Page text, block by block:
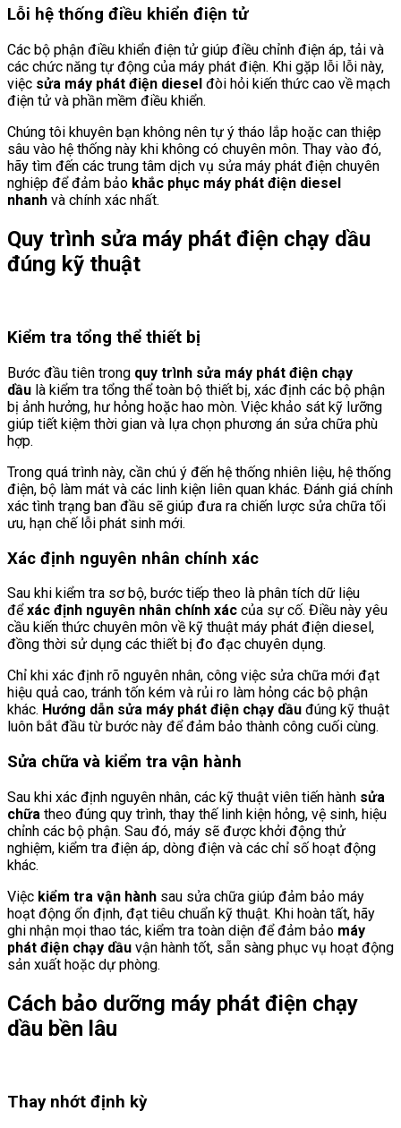
Lỗi hệ thống điều khiển điện tử
Các bộ phận điều khiển điện tử giúp điều chỉnh điện áp, tải và
các chức năng tự động của máy phát điện. Khi gặp lỗi lỗi này,
việc sửa máy phát điện diesel đòi hỏi kiến thức cao về mạch
điện tử và phần mềm điều khiển.
Chúng tôi khuyên bạn không nên tự ý tháo lắp hoặc can thiệp
sâu vào hệ thống này khi không có chuyên môn. Thay vào đó,
hãy tìm đến các trung tâm dịch vụ sửa máy phát điện chuyên
nghiệp để đảm bảo khắc phục máy phát điện diesel
nhanh và chính xác nhất.
Quy trình sửa máy phát điện chạy dầu
đúng kỹ thuật
Kiểm tra tổng thể thiết bị
Bước đầu tiên trong quy trình sửa máy phát điện chạy
dầu là kiểm tra tổng thể toàn bộ thiết bị, xác định các bộ phận
bị ảnh hưởng, hư hỏng hoặc hao mòn. Việc khảo sát kỹ lưỡng
giúp tiết kiệm thời gian và lựa chọn phương án sửa chữa phù
hợp.
Trong quá trình này, cần chú ý đến hệ thống nhiên liệu, hệ thống
điện, bộ làm mát và các linh kiện liên quan khác. Đánh giá chính
xác tình trạng ban đầu sẽ giúp đưa ra chiến lược sửa chữa tối
ưu, hạn chế lỗi phát sinh mới.
Xác định nguyên nhân chính xác
Sau khi kiểm tra sơ bộ, bước tiếp theo là phân tích dữ liệu
đểxác định nguyên nhân chính xác của sự cố. Điều này yêu
cầu kiến thức chuyên môn về kỹ thuật máy phát điện diesel,
đồng thời sử dụng các thiết bị đo đạc chuyên dụng.
Chỉ khi xác định rõ nguyên nhân, công việc sửa chữa mới đạt
hiệu quả cao, tránh tốn kém và rủi ro làm hỏng các bộ phận
khác. Hướng dẫn sửa máy phát điện chạy dầu đúng kỹ thuật
luôn bắt đầu từ bước này để đảm bảo thành công cuối cùng.
Sửa chữa và kiểm tra vận hành
Sau khi xác định nguyên nhân, các kỹ thuật viên tiến hành sửa
chữa theo đúng quy trình, thay thế linh kiện hỏng, vệ sinh, hiệu
chỉnh các bộ phận. Sau đó, máy sẽ được khởi động thử
nghiệm, kiểm tra điện áp, dòng điện và các chỉ số hoạt động
khác.
Việc kiểm tra vận hành sau sửa chữa giúp đảm bảo máy
hoạt động ổn định, đạt tiêu chuẩn kỹ thuật. Khi hoàn tất, hãy
ghi nhận mọi thao tác, kiểm tra toàn diện để đảm bảo máy
phát điện chạy dầu vận hành tốt, sẵn sàng phục vụ hoạt động
sản xuất hoặc dự phòng.
Cách bảo dưỡng máy phát điện chạy
dầu bền lâu
Thay nhớt định kỳ